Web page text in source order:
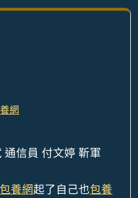
網
信員 付文婷 靳軍
包養網起了自己也包養